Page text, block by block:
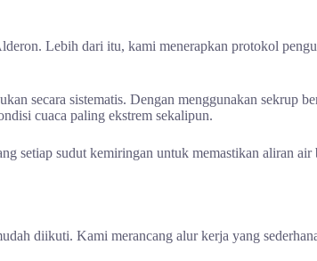
Lebih dari itu, kami menerapkan protokol
secara sistematis. Dengan menggunakan sekrup
cuaca paling ekstrem sekalipun.
setiap sudut kemiringan untuk memastikan aliran
diikuti. Kami merancang alur kerja yang